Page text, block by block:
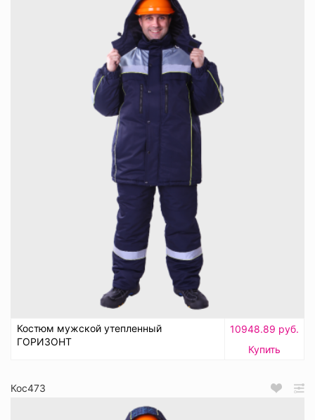
Костюм мужской утепленный
ГОРИЗОНТ
10948.89 руб.
Купить
Кос473